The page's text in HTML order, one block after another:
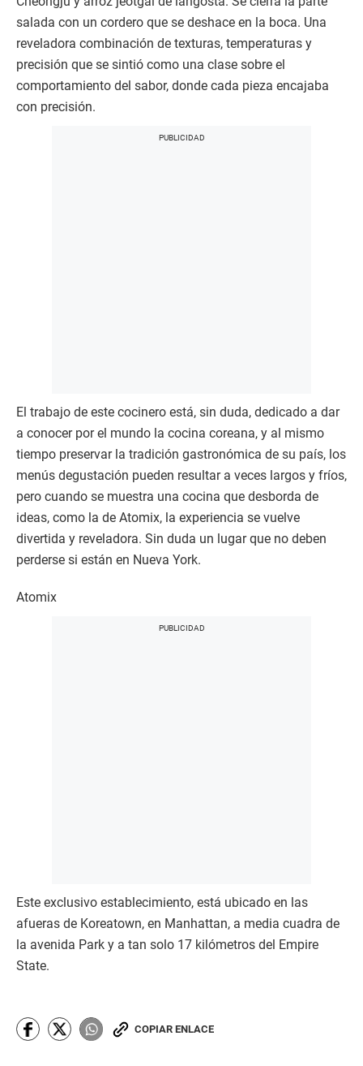
salada con un cordero que se deshace en la boca. Una
reveladora combinación de texturas, temperaturas y
precisión que se sintió como una clase sobre el
comportamiento del sabor, donde cada pieza encajaba
con precisión.
El trabajo de este cocinero está, sin duda, dedicado a dar
a conocer por el mundo la cocina coreana, y al mismo
tiempo preservar la tradición gastronómica de su país, los
menús degustación pueden resultar a veces largos y fríos,
pero cuando se muestra una cocina que desborda de
ideas, como la de Atomix, la experiencia se vuelve
divertida y reveladora. Sin duda un lugar que no deben
perderse si están en Nueva York.
Atomix
Este exclusivo establecimiento, está ubicado en las
afueras de Koreatown, en Manhattan, a media cuadra de
la avenida Park y a tan solo 17 kilómetros del Empire
State.
COPIAR ENLACE